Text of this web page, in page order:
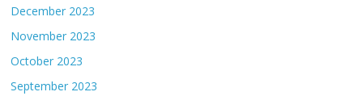
December 2023
November 2023
October 2023
September 2023